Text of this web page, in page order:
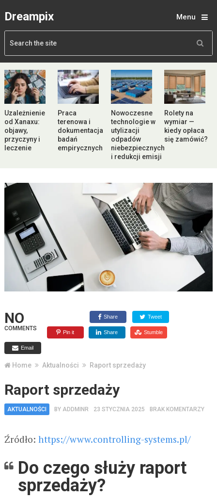
Dreampix Menu
Uzależnienie
od Xanaxu:
objawy,
przyczyny i
leczenie
Praca
terenowa i
dokumentacja
badań
empirycznych
Nowoczesne
technologie w
utylizacji
odpadów
niebezpiecznych
i redukcji emisji
Rolety na
wymiar —
kiedy opłaca
się zamówić?
NO
COMMENTS
Share Tweet
Pin it Share Stumble
Email
Home Aktualności Raport sprzedaży
Raport sprzedaży
AKTUALNOŚCI BY ADDMINR 23 STYCZNIA 2025 BRAK KOMENTARZY
Źródło: https://www.controlling-systems.pl/
Do czego służy raport
sprzedaży?